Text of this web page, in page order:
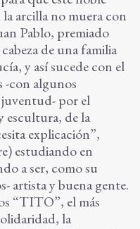
la arcilla no muera con
Pablo, premiado
de una familia
y así sucede con el
-con algunos
juventud- por el
escultura, de la
explicación”,
estudiando en
a ser, como su
artista y buena gente.
“TITO”, el más
la